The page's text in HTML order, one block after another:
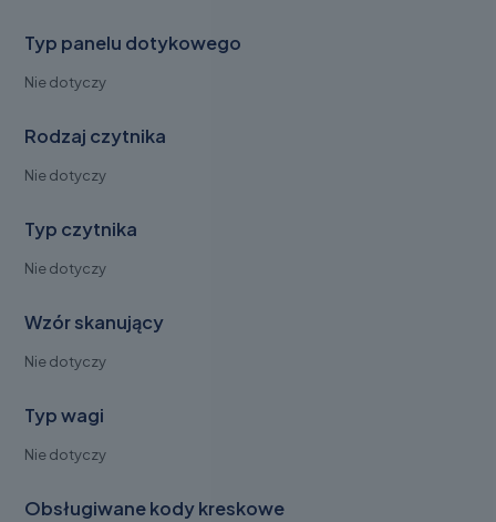
Typ panelu dotykowego
Nie dotyczy
Rodzaj czytnika
Nie dotyczy
Typ czytnika
Nie dotyczy
Wzór skanujący
Nie dotyczy
Typ wagi
Nie dotyczy
Obsługiwane kody kreskowe